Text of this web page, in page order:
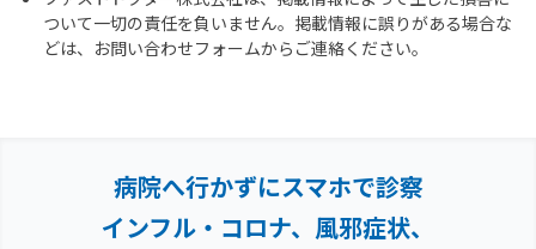
ついて一切の責任を負いません。掲載情報に誤りがある場合な
どは、お問い合わせフォームからご連絡ください。
病院へ行かずにスマホで診察
インフル・コロナ、風邪症状、